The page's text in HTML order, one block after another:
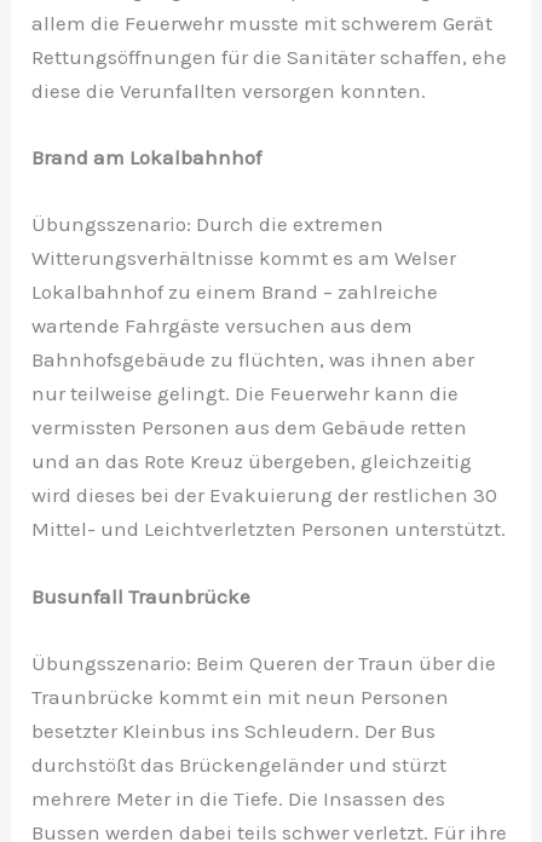
allem die Feuerwehr musste mit schwerem Gerät
Rettungsöffnungen für die Sanitäter schaffen, ehe
diese die Verunfallten versorgen konnten.
Brand am Lokalbahnhof
Übungsszenario: Durch die extremen
Witterungsverhältnisse kommt es am Welser
Lokalbahnhof zu einem Brand – zahlreiche
wartende Fahrgäste versuchen aus dem
Bahnhofsgebäude zu flüchten, was ihnen aber
nur teilweise gelingt. Die Feuerwehr kann die
vermissten Personen aus dem Gebäude retten
und an das Rote Kreuz übergeben, gleichzeitig
wird dieses bei der Evakuierung der restlichen 30
Mittel- und Leichtverletzten Personen unterstützt.
Busunfall Traunbrücke
Übungsszenario: Beim Queren der Traun über die
Traunbrücke kommt ein mit neun Personen
besetzter Kleinbus ins Schleudern. Der Bus
durchstößt das Brückengeländer und stürzt
mehrere Meter in die Tiefe. Die Insassen des
Bussen werden dabei teils schwer verletzt. Für ihre